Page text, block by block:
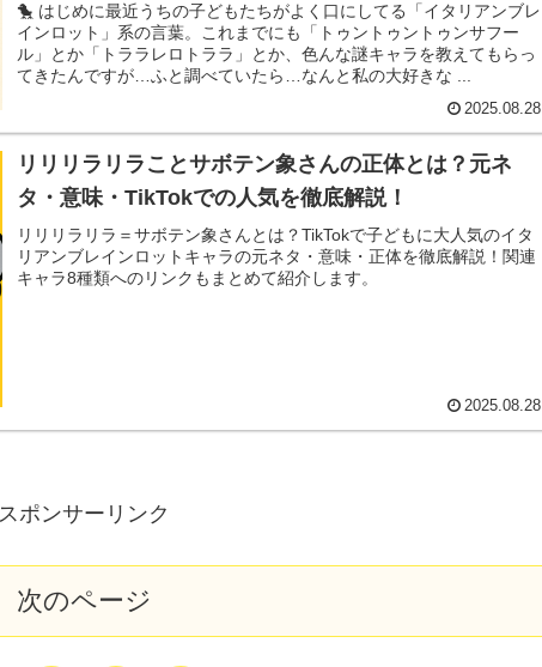
🐤 はじめに最近うちの子どもたちがよく口にしてる「イタリアンブレ
インロット」系の言葉。これまでにも「トゥントゥントゥンサフー
ル」とか「トララレロトララ」とか、色んな謎キャラを教えてもらっ
てきたんですが…ふと調べていたら…なんと私の大好きな ...
2025.08.28
リリリラリラことサボテン象さんの正体とは？元ネ
タ・意味・TikTokでの人気を徹底解説！
リリリラリラ＝サボテン象さんとは？TikTokで子どもに大人気のイタ
リアンブレインロットキャラの元ネタ・意味・正体を徹底解説！関連
キャラ8種類へのリンクもまとめて紹介します。
2025.08.28
スポンサーリンク
次のページ